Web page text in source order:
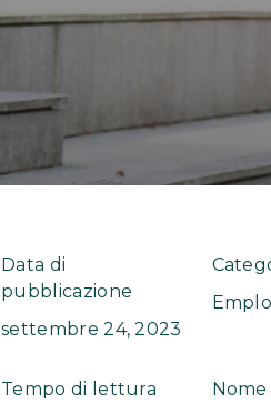
Data di
pubblicazione
settembre 24, 2023
Tempo di lettura